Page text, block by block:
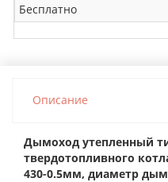
Бесплатно
Описание
Дымоход утепленный
твердотопливного
430-0.5мм, диаметр